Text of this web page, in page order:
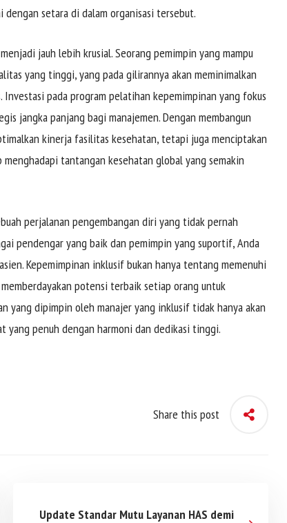
setara di dalam organisasi tersebut.
jauh lebih krusial. Seorang pemimpin yang mampu
yang tinggi, yang pada gilirannya akan meminimalkan
pada program pelatihan kepemimpinan yang fokus
jangka panjang bagi manajemen. Dengan membangun
kinerja fasilitas kesehatan, tetapi juga menciptakan
tantangan kesehatan global yang semakin
perjalanan pengembangan diri yang tidak pernah
pendengar yang baik dan pemimpin yang suportif, Anda
Kepemimpinan inklusif bukan hanya tentang memenuhi
potensi terbaik setiap orang untuk
yang dipimpin oleh manajer yang inklusif tidak hanya akan
yang penuh dengan harmoni dan dedikasi tinggi.
Share this post
Update Standar Mutu Layanan HAS demi